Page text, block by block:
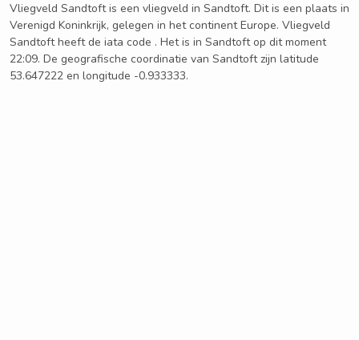
Vliegveld Sandtoft is een vliegveld in Sandtoft. Dit is een plaats in
Verenigd Koninkrijk, gelegen in het continent Europe. Vliegveld
Sandtoft heeft de iata code . Het is in Sandtoft op dit moment
22:09. De geografische coordinatie van Sandtoft zijn latitude
53.647222 en longitude -0.933333.